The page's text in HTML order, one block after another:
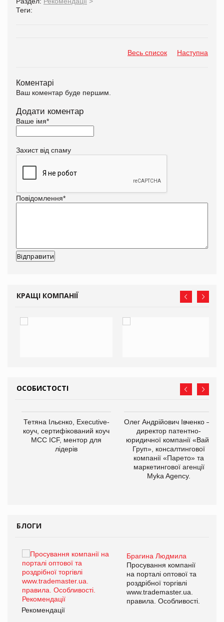
Теги:
Весь список Наступна
Коментарі
Ваш коментар буде першим.
Додати коментар
Ваше імя*
Захист від спаму
Повідомлення*
КРАЩІ КОМПАНІЇ
ОСОБИСТОСТІ
Тетяна Ільєнко, Executive-
коуч, сертифікований коуч
МСС ICF, ментор для
лідерів
Олег Андрійович Івченко —
директор патентно-
юридичної компанії «Вайз
Груп», консалтингової
компанії «Парето» та
маркетингової агенції
Myka Agency.
БЛОГИ
Брагина Людмила
Просування компанії
на порталі оптової та
роздрібної торгівлі
www.trademaster.ua.
правила. Особливості.
Рекомендації